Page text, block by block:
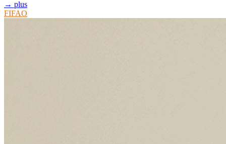
→ plus
FIFAO